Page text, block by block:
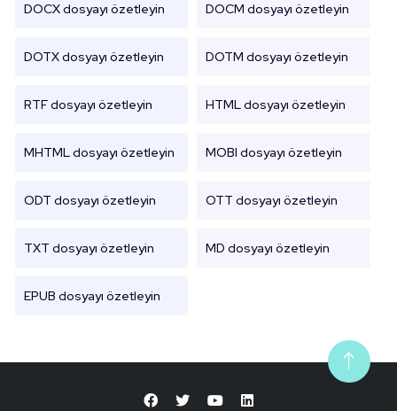
DOCX dosyayı özetleyin DOCM dosyayı özetleyin
DOTX dosyayı özetleyin DOTM dosyayı özetleyin
RTF dosyayı özetleyin HTML dosyayı özetleyin
MHTML dosyayı özetleyin MOBI dosyayı özetleyin
ODT dosyayı özetleyin OTT dosyayı özetleyin
TXT dosyayı özetleyin MD dosyayı özetleyin
EPUB dosyayı özetleyin